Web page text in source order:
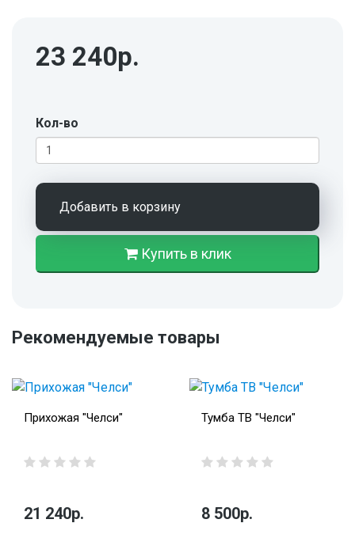
23 240р.
Кол-во
Добавить в корзину
Купить в клик
Рекомендуемые товары
Прихожая "Челси"
21 240р.
Тумба ТВ "Челси"
8 500р.